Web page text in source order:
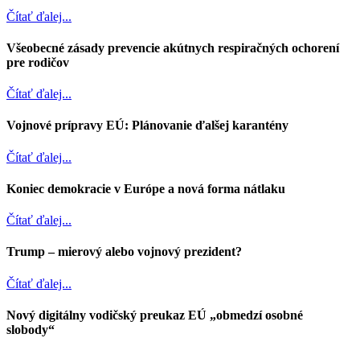
Čítať ďalej...
Všeobecné zásady prevencie akútnych respiračných ochorení
pre rodičov
Čítať ďalej...
Vojnové prípravy EÚ: Plánovanie ďalšej karantény
Čítať ďalej...
Koniec demokracie v Európe a nová forma nátlaku
Čítať ďalej...
Trump – mierový alebo vojnový prezident?
Čítať ďalej...
Nový digitálny vodičský preukaz EÚ „obmedzí osobné
slobody“